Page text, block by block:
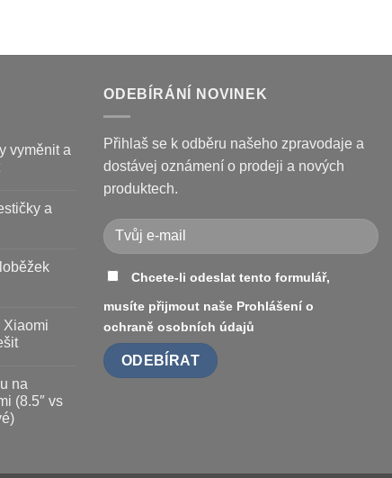
vyměnit a
a
Xiaomi
na
(8.5″ vs
ODEBÍRÁNÍ NOVINEK
Přihlaš se k odběru našeho zpravodaje a
dostávej oznámení o prodeji a nových
produktech.
Chcete-li odeslat tento formulář,
musíte přijmout naše Prohlášení o
ochraně osobních údajů